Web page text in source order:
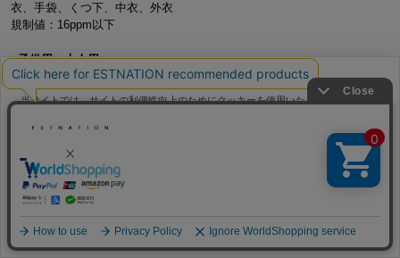
衣、手袋、くつ下、中衣、外衣
規制値：16ppm以下
■子供用・大人用
対象製品：下着、寝衣、手袋、くつ下、たび
規制値：75ppm以下
※ ppmは100万分の1の単位
お支払い方法について
代金引換について
当サイトでは、サイトの利便性向上のためにクッキーを使用いたします。ボタン
ーの使用に同意したことになります。クッキーを通じて収集する情報には「お客
クッキーポリシ
ー
をご確認ください。